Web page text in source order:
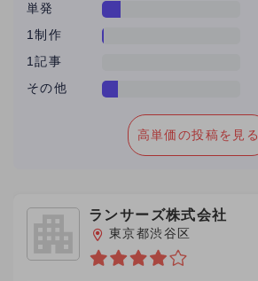
単発
1制作
1記事
その他
高単価の投稿を見る
ランサーズ株式会社
東京都渋谷区